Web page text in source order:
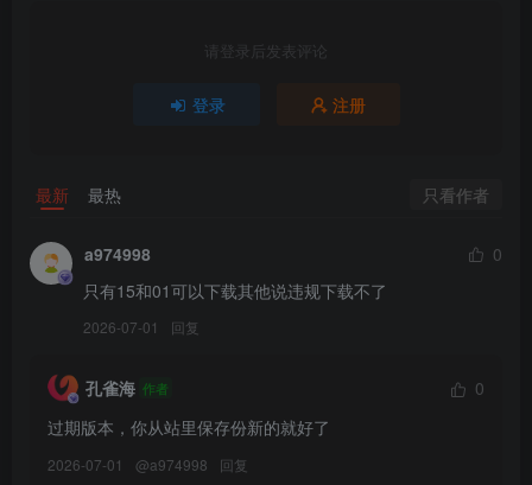
请登录后发表评论
登录 注册
最新 最热 只看作者
a974998
0
只有15和01可以下载其他说违规下载不了
2026-07-01 回复
孔雀海 作者
0
过期版本，你从站里保存份新的就好了
2026-07-01 @a974998 回复